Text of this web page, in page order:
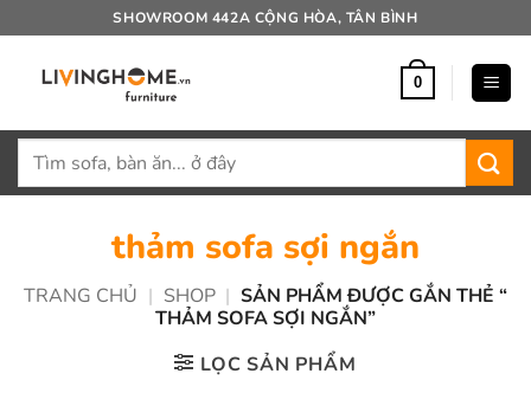
qua
SHOWROOM 442A CỘNG HÒA, TÂN BÌNH
0
Tìm
thảm sofa sợi ngắn
TRANG CHỦ | SHOP | SẢN PHẨM ĐƯỢC GẮN THẺ “
THẢM SOFA SỢI NGẮN”
LỌC SẢN PHẨM